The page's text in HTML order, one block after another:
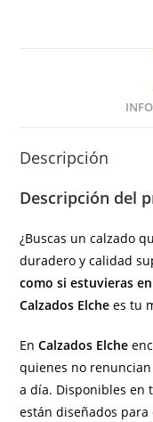
Descripción
Descripción del
¿Buscas un calzado
duradero y calidad
como si estuvieras
Calzados Elche es tu
EnCalzados Elche
quienes no
a día. Disponibles en
están diseñados